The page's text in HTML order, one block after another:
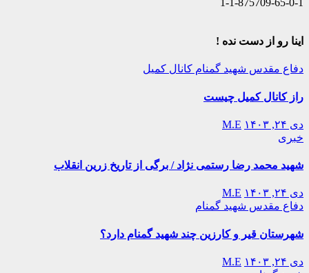
اینا رو از دست نده !
دفاع مقدس شهید گمنام کانال کمیل
راز کانال کمیل چیست
دی ۲۴, ۱۴۰۳
M.E
خبری
شهید محمد رضا رستمی نژاد / برگی از تاریخ زرین انقلاب
دی ۲۴, ۱۴۰۳
M.E
دفاع مقدس شهید گمنام
شهرستان قیر و کارزین چند شهید گمنام دارد؟
دی ۲۴, ۱۴۰۳
M.E